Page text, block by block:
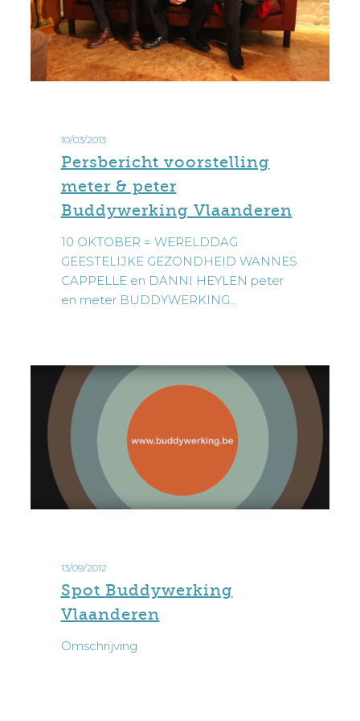
peter
Buddywerking
Vlaanderen
10/03/2013
Persbericht voorstelling
meter & peter
Buddywerking Vlaanderen
10 OKTOBER = WERELDDAG
GEESTELIJKE GEZONDHEID WANNES
CAPPELLE en DANNI HEYLEN peter
en meter BUDDYWERKING…
13/09/2012
Spot Buddywerking
Vlaanderen
Omschrijving